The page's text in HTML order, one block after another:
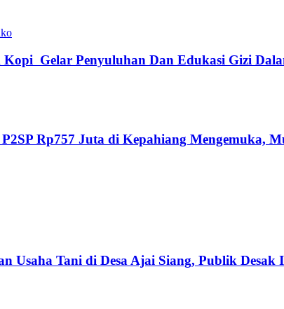
Kopi Gelar Penyuluhan Dan Edukasi Gizi
Rp757 Juta di Kepahiang Mengemuka,
Usaha Tani di Desa Ajai Siang, Publik